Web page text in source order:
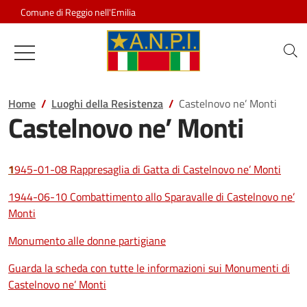
Salta al contenuto
Comune di Reggio nell'Emilia
Associazione Nazionale
Home Luoghi della Resistenza Castelnovo ne’ Monti
Castelnovo ne’ Monti
1945-01-08 Rappresaglia di Gatta di Castelnovo ne’ Monti
1944-06-10 Combattimento allo Sparavalle di Castelnovo ne’
Monti
Monumento alle donne partigiane
Guarda la scheda con tutte le informazioni sui Monumenti di
Castelnovo ne’ Monti